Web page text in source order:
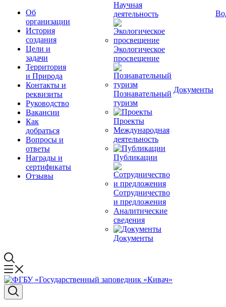
Об
организации
История
создания
Цели и
задачи
Территория
и Природа
Контакты и
реквизиты
Руководство
Вакансии
Как
добраться
Вопросы и
ответы
Награды и
сертификаты
Отзывы
Научная
деятельность
Экологическое
просвещение
Познавательный
туризм
Проекты
Международная
деятельность
Публикации
Сотрудничество
и предложения
Аналитические
сведения
Документы
Документы